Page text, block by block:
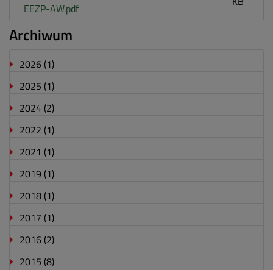
EEZP-AW.pdf
Archiwum
2026 (1)
2025 (1)
2024 (2)
2022 (1)
2021 (1)
2019 (1)
2018 (1)
2017 (1)
2016 (2)
2015 (8)